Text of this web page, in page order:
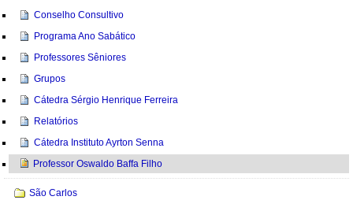
Conselho Consultivo
Programa Ano Sabático
Professores Sêniores
Grupos
Cátedra Sérgio Henrique Ferreira
Relatórios
Cátedra Instituto Ayrton Senna
Professor Oswaldo Baffa Filho
São Carlos